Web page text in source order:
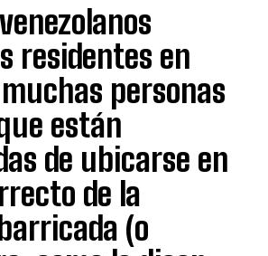
residentes en
personas
están
de ubicarse en
de la
(o